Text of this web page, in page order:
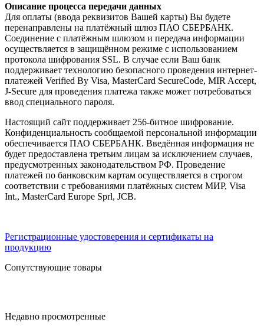
Описание процесса передачи данных
Для оплаты (ввода реквизитов Вашей карты) Вы будете
перенаправлены на платёжный шлюз ПАО СБЕРБАНК.
Соединение с платёжным шлюзом и передача информации
осуществляется в защищённом режиме с использованием
протокола шифрования SSL. В случае если Ваш банк
поддерживает технологию безопасного проведения интернет-
платежей Verified By Visa, MasterCard SecureCode, MIR Accept,
J-Secure для проведения платежа также может потребоваться
ввод специального пароля.
Настоящий сайт поддерживает 256-битное шифрование.
Конфиденциальность сообщаемой персональной информации
обеспечивается ПАО СБЕРБАНК. Введённая информация не
будет предоставлена третьим лицам за исключением случаев,
предусмотренных законодательством РФ. Проведение
платежей по банковским картам осуществляется в строгом
соответствии с требованиями платёжных систем МИР, Visa
Int., MasterCard Europe Sprl, JCB.
Регистрационные удостоверения и сертификаты на
продукцию
Сопутствующие товары
Недавно просмотренные